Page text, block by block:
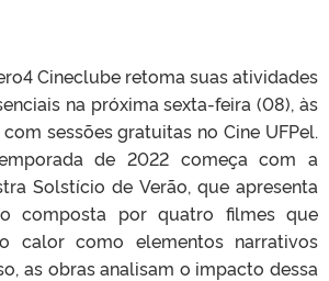
Cineclube retoma suas atividades
na próxima sexta-feira (08), às
com sessões gratuitas no Cine UFPel.
de 2022 começa com a
Solstício de Verão, que apresenta
composta por quatro filmes que
como elementos narrativos
as obras analisam o impacto dessa